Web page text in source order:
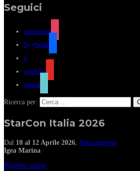
Seguici
instagram
facebook
x
youtube
tiktok
Ricerca per:
StarCon Italia 2026
Dal 10 al 12 Aprile 2026 Palacongressi
Igea Marina
Biglietti online